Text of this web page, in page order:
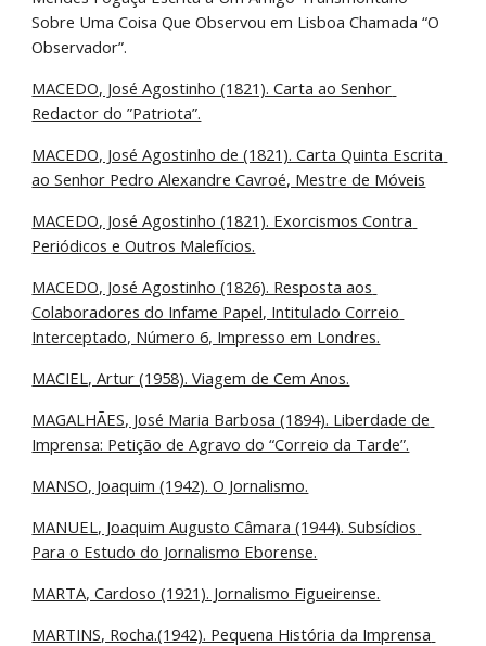
Sobre Uma Coisa Que Observou em Lisboa Chamada “O
Observador”.
MACEDO, José Agostinho (1821). Carta ao Senhor
Redactor do ”Patriota”.
MACEDO, José Agostinho de (1821). Carta Quinta Escrita
ao Senhor Pedro Alexandre Cavroé, Mestre de Móveis
MACEDO, José Agostinho (1821). Exorcismos Contra
Periódicos e Outros Malefícios.
MACEDO, José Agostinho (1826). Resposta aos
Colaboradores do Infame Papel, Intitulado Correio
Interceptado, Número 6, Impresso em Londres.
MACIEL, Artur (1958). Viagem de Cem Anos.
MAGALHÃES, José Maria Barbosa (1894). Liberdade de
Imprensa: Petição de Agravo do “Correio da Tarde”.
MANSO, Joaquim (1942). O Jornalismo.
MANUEL, Joaquim Augusto Câmara (1944). Subsídios
Para o Estudo do Jornalismo Eborense.
MARTA, Cardoso (1921). Jornalismo Figueirense.
MARTINS, Rocha.(1942). Pequena História da Imprensa